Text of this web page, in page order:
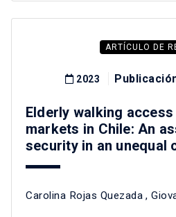
ARTÍCULO DE
2023
Elderly walking
markets in Chile: An
security in an unequal
Carolina Rojas Quezada ,